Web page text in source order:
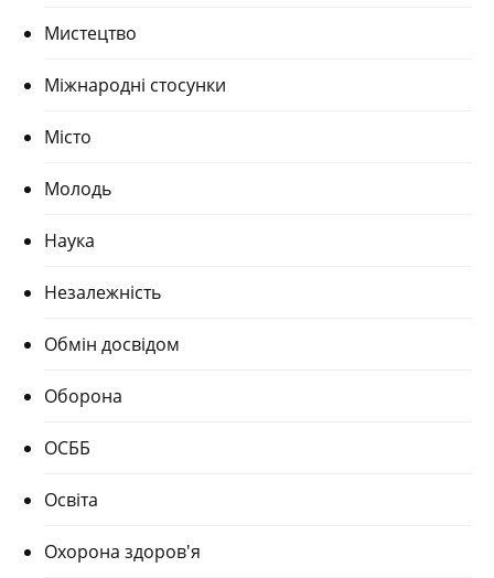
Мистецтво
Міжнародні стосунки
Місто
Молодь
Наука
Незалежність
Обмін досвідом
Оборона
ОСББ
Освіта
Охорона здоров'я